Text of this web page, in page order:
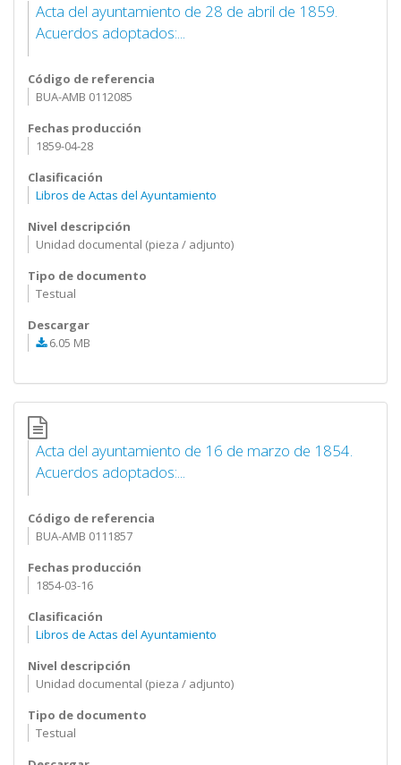
Acta del ayuntamiento de 28 de abril de 1859.
Acuerdos adoptados:...
Código de referencia
BUA-AMB 0112085
Fechas producción
1859-04-28
Clasificación
Libros de Actas del Ayuntamiento
Nivel descripción
Unidad documental (pieza / adjunto)
Tipo de documento
Testual
Descargar
6.05 MB
Acta del ayuntamiento de 16 de marzo de 1854.
Acuerdos adoptados:...
Código de referencia
BUA-AMB 0111857
Fechas producción
1854-03-16
Clasificación
Libros de Actas del Ayuntamiento
Nivel descripción
Unidad documental (pieza / adjunto)
Tipo de documento
Testual